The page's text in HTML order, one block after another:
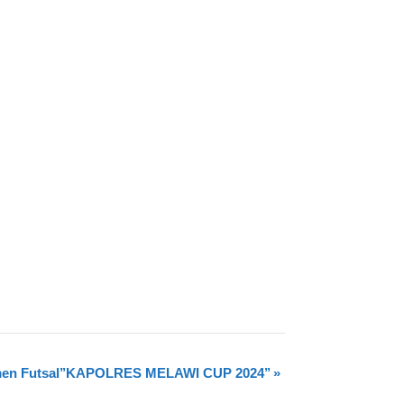
Futsal’’KAPOLRES MELAWI CUP 2024’’»